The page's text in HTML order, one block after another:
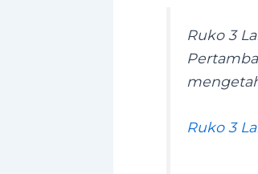
Ruko 3
Ruko 3